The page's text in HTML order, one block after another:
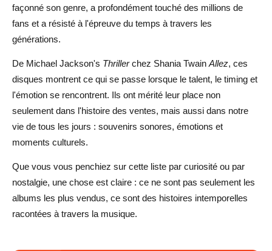
façonné son genre, a profondément touché des millions de
fans et a résisté à l'épreuve du temps à travers les
générations.
De Michael Jackson's Thrillerchez Shania Twain Allez, ces
disques montrent ce qui se passe lorsque le talent, le timing et
l'émotion se rencontrent. Ils ont mérité leur place non
seulement dans l'histoire des ventes, mais aussi dans notre
vie de tous les jours : souvenirs sonores, émotions et
moments culturels.
Que vous vous penchiez sur cette liste par curiosité ou par
nostalgie, une chose est claire : ce ne sont pas seulement les
albums les plus vendus, ce sont des histoires intemporelles
racontées à travers la musique.